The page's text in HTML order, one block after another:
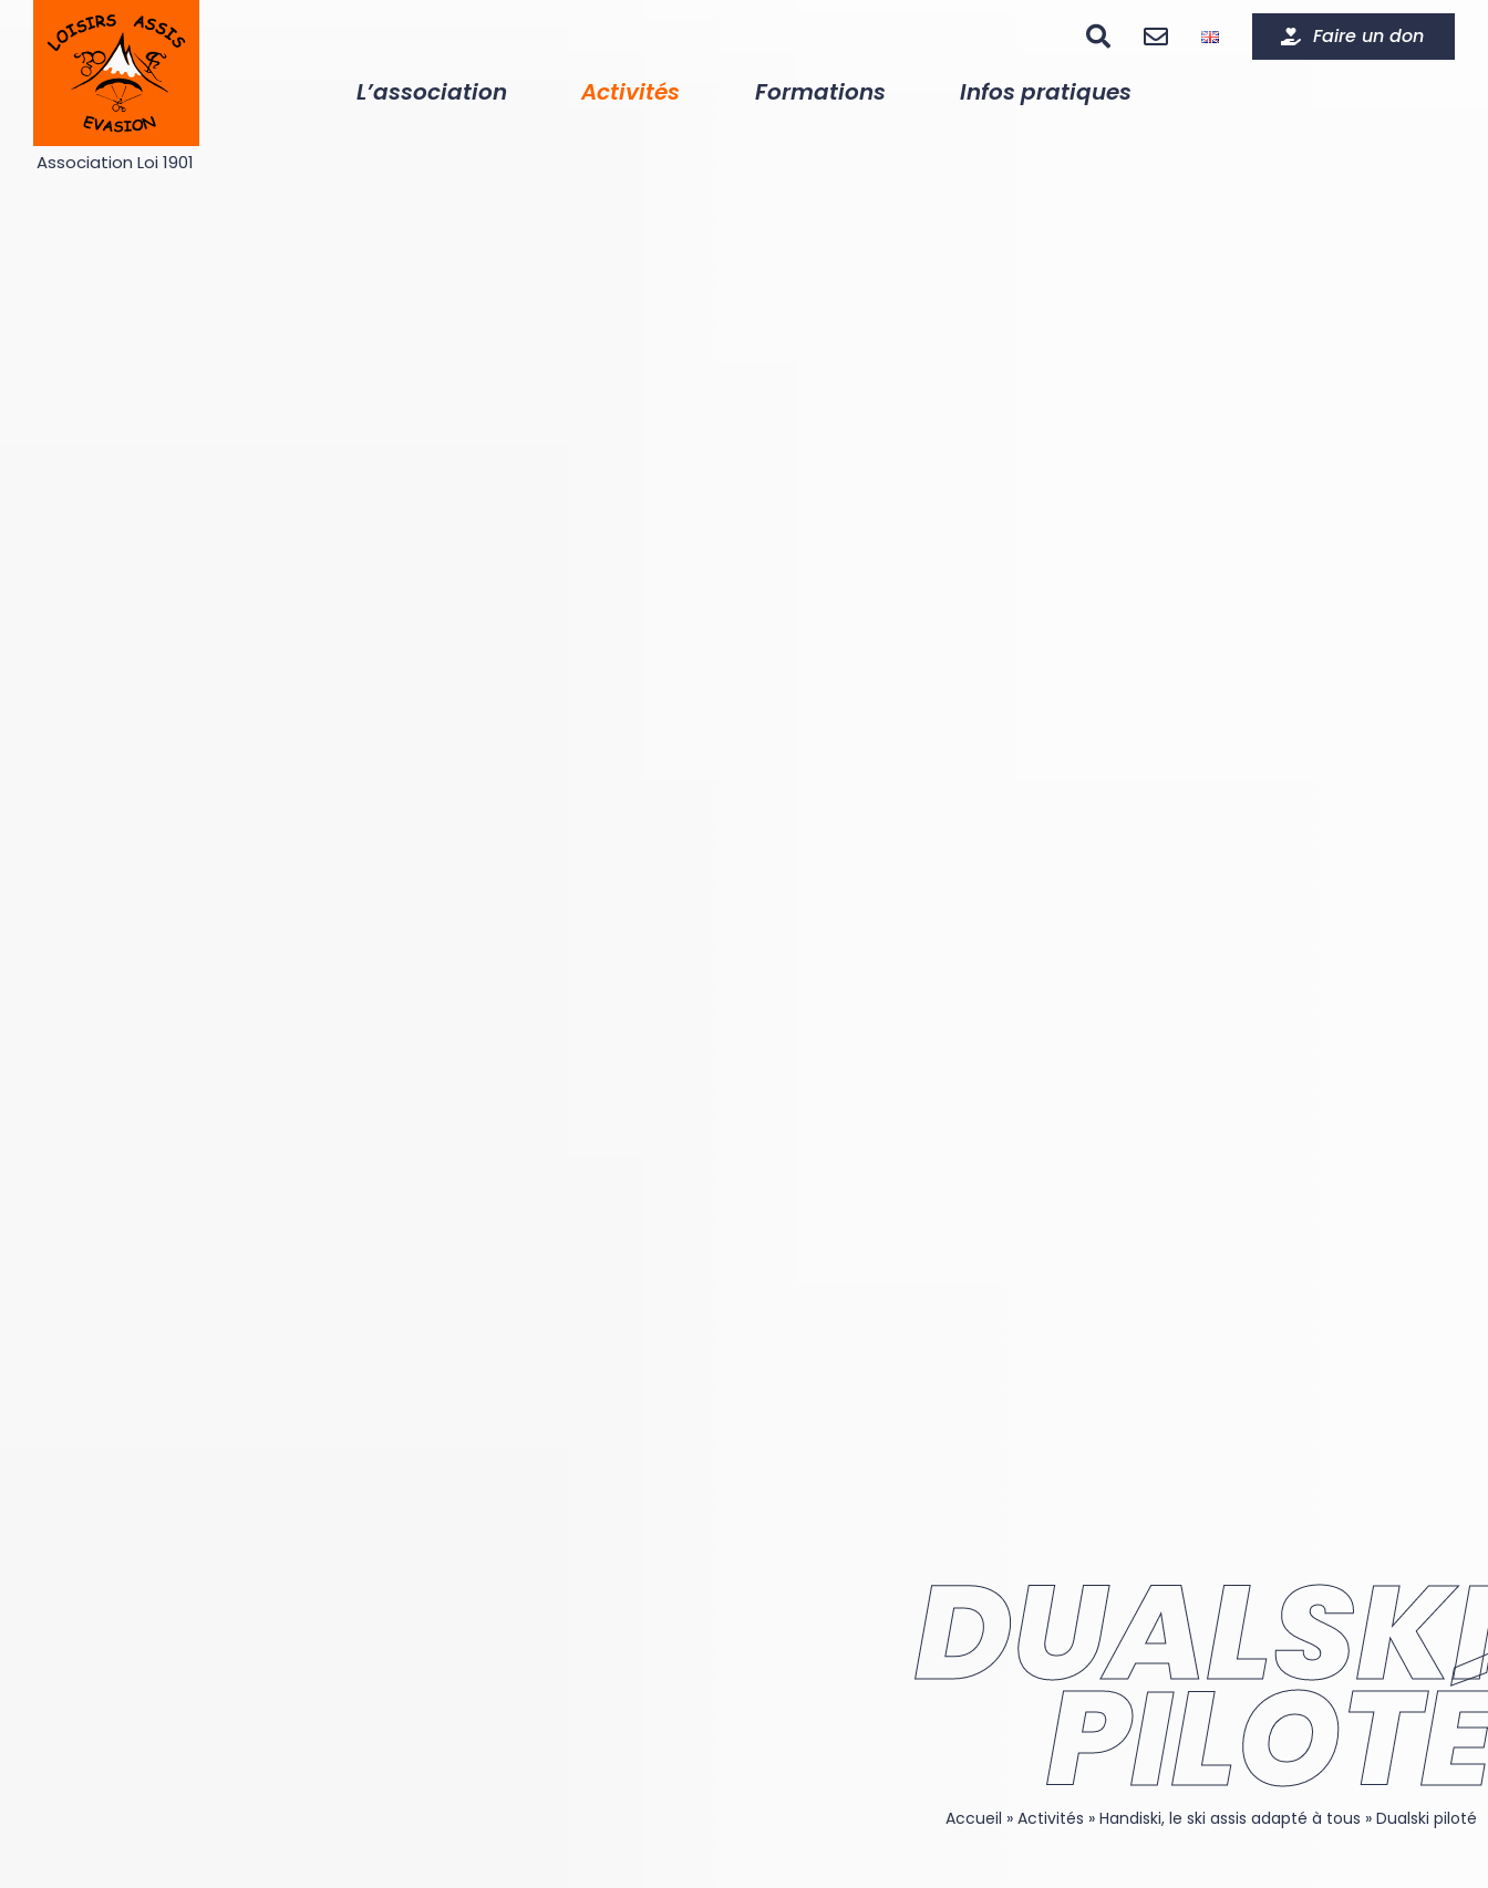
contenu
Faire un don
L’association Activités Formations Infos pratiques
Accueil » Activités » Handiski, le ski assis adapté à tous » Dualski piloté